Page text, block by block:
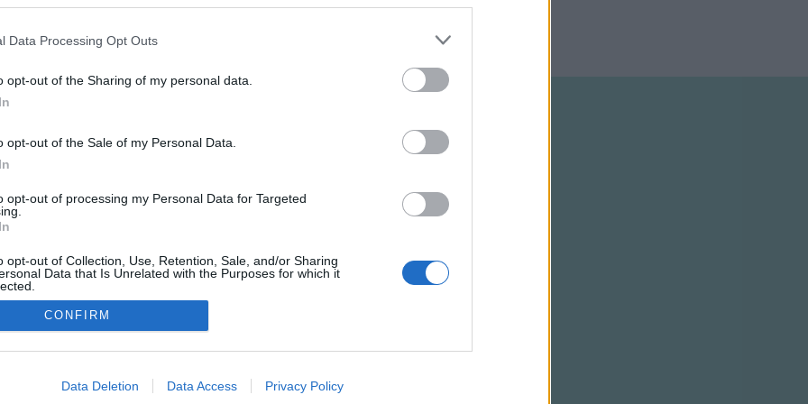
Data Processing Opt Outs
opt-out of the Sharing of my personal data.
opt-out of the Sale of my Personal Data.
opt-out of processing my Personal Data for Targeted
opt-out of Collection, Use, Retention, Sale, and/or Sharing
Data that Is Unrelated with the Purposes for which it
allow Google to enable storage related to advertising like cookies on
CONFIRM
Data Deletion Data Access Privacy Policy
NÉPI
HIRDETÉSI INFORMÁCIÓK